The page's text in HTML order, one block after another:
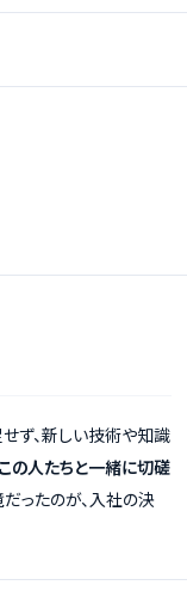
、新しい技術や知識
この人たちと一緒に切磋
ったのが、入社の決